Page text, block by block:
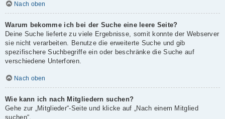
Nach oben
Warum bekomme ich bei der Suche eine leere Seite?
Deine Suche lieferte zu viele Ergebnisse, somit konnte der Webserver
sie nicht verarbeiten. Benutze die erweiterte Suche und gib
spezifischere Suchbegriffe ein oder beschränke die Suche auf
verschiedene Unterforen.
Nach oben
Wie kann ich nach Mitgliedern suchen?
Gehe zur „Mitglieder“-Seite und klicke auf „Nach einem Mitglied
suchen“.